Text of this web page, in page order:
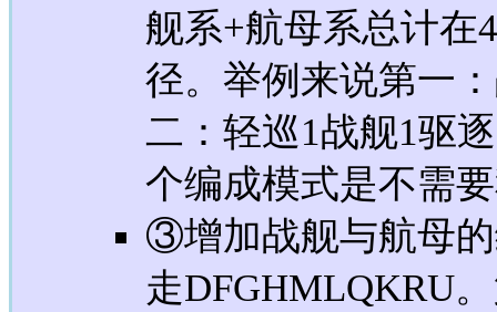
舰系+航母系总计在
径。举例来说第一
二：轻巡1战舰1驱
个编成模式是不需
③增加战舰与航母
走DFGHMLQKRU